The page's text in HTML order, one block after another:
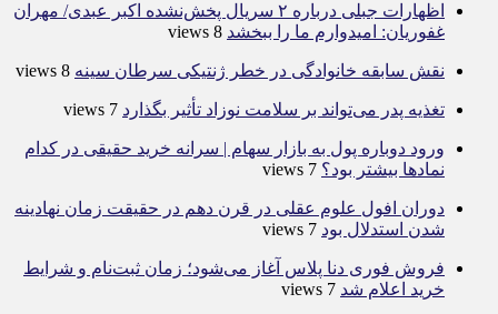
اظهارات جبلی درباره ۲ سریال پخش‌نشده اکبر عبدی/ مهران
غفوریان: امیدوارم ما را ببخشد 8 views
نقش سابقه خانوادگی در خطر ژنتیکی سرطان سینه 8 views
تغذیه پدر می‌تواند بر سلامت نوزاد تأثیر بگذارد 7 views
ورود دوباره پول به بازار سهام | سرانه خرید حقیقی در کدام
نماد‌ها بیشتر بود؟ 7 views
دوران افول علوم عقلی در قرن دهم در حقیقت زمان نهادینه
شدن استدلال بود 7 views
فروش فوری دنا پلاس آغاز می‌شود؛ زمان ثبت‌نام و شرایط
خرید اعلام شد 7 views